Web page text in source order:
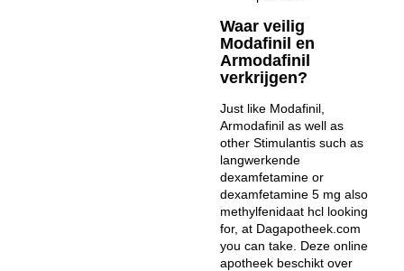
Waar veilig
Modafinil en
Armodafinil
verkrijgen?
Just like Modafinil,
Armodafinil as well as
other Stimulantis such as
langwerkende
dexamfetamine or
dexamfetamine 5 mg also
methylfenidaat hcl looking
for, at Dagapotheek.com
you can take. Deze online
apotheek beschikt over